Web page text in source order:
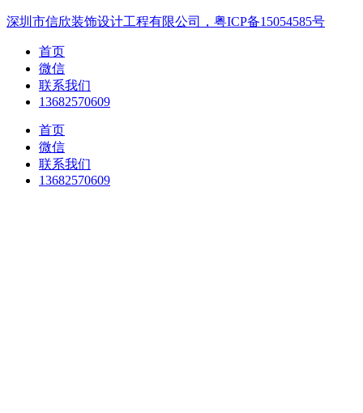
深圳市信欣装饰设计工程有限公司，粤ICP备15054585号
首页
微信
联系我们
13682570609
首页
微信
联系我们
13682570609